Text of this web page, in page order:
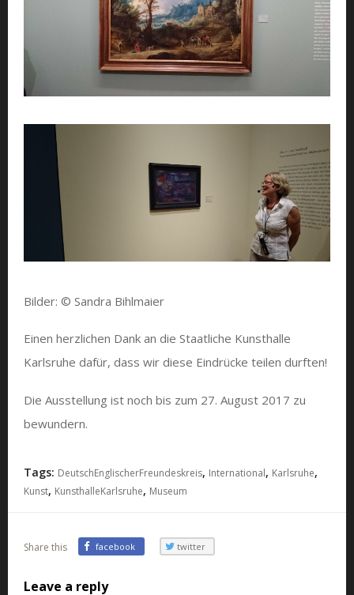
Bilder: © Sandra Bihlmaier
Einen herzlichen Dank an die Staatliche Kunsthalle
Karlsruhe dafür, dass wir diese Eindrücke teilen durften!
Die Ausstellung ist noch bis zum 27. August 2017 zu
bewundern.
Tags: DeutschEnglischerFreundeskreis, International, Karlsruhe,
Kunst, KunsthalleKarlsruhe, Museum
Share this facebook twitter
Leave a reply